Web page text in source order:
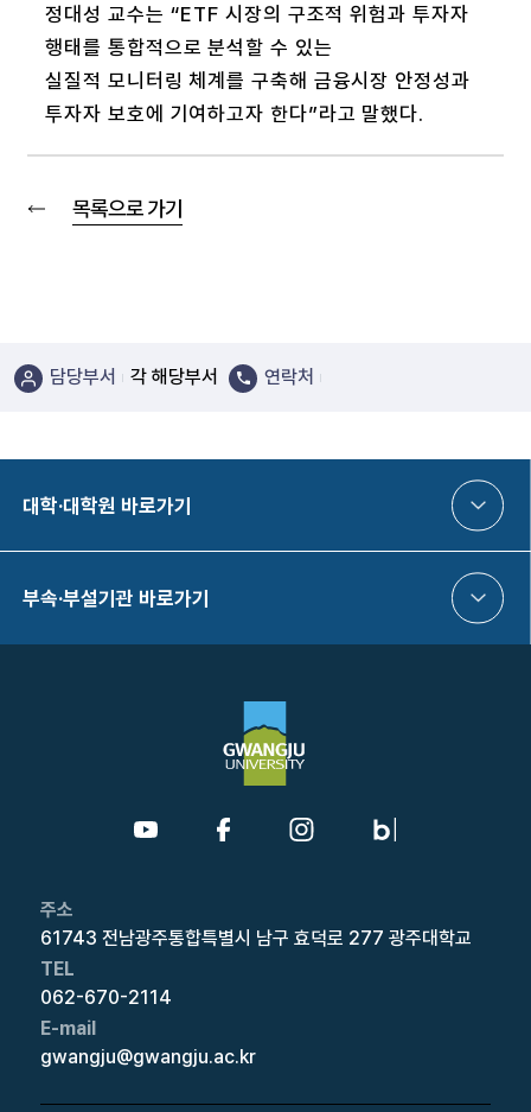
정대성 교수는 “ETF 시장의 구조적 위험과 투자자
행태를 통합적으로 분석할 수 있는
실질적 모니터링 체계를 구축해 금융시장 안정성과
투자자 보호에 기여하고자 한다”라고 말했다.
목록으로 가기
담당부서 각 해당부서 연락처
대학·대학원 바로가기
부속·부설기관 바로가기
주소
61743 전남광주통합특별시 남구 효덕로 277 광주대학교
TEL
062-670-2114
E-mail
gwangju@gwangju.ac.kr